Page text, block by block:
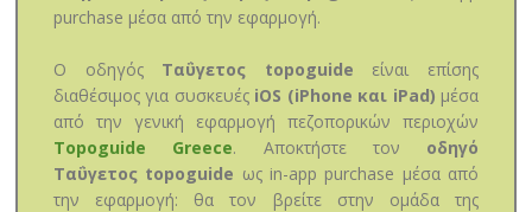
purchase μέσα από την εφαρμογή.
Ο οδηγός Ταΰγετος topoguide είναι επίσης
διαθέσιμος για συσκευές iOS (iPhone και iPad) μέσα
από την γενική εφαρμογή πεζοπορικών περιοχών
Topoguide Greece. Αποκτήστε τον οδηγό
Ταΰγετος topoguide ως in-app purchase μέσα από
την εφαρμογή: θα τον βρείτε στην ομάδα της